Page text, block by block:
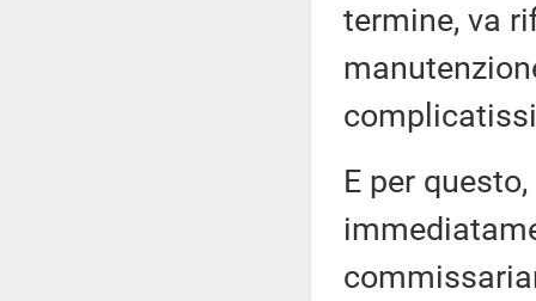
termine, va
E per